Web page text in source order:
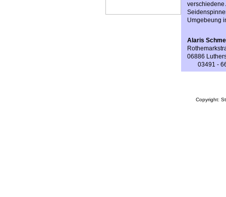
verschiedene
Umgebeung
Alaris
06886
03491 -
Copyright: